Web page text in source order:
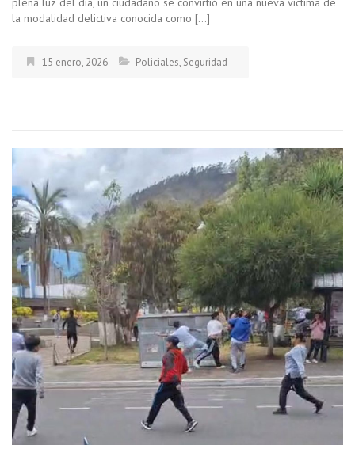
la modalidad delictiva conocida como […]
15 enero, 2026 Policiales, Seguridad